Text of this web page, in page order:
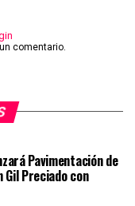
comentario.
Pavimentación de
Preciado con